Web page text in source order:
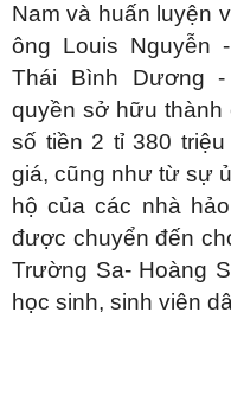
Nam và huấn luyện
ông Louis Nguyễn
Thái Bình Dương
quyền sở hữu thành
số tiền 2 tỉ 380
giá, cũng như từ sự
hộ của các nhà
được chuyển đến
Trường Sa- Hoàng
học sinh, sinh viên